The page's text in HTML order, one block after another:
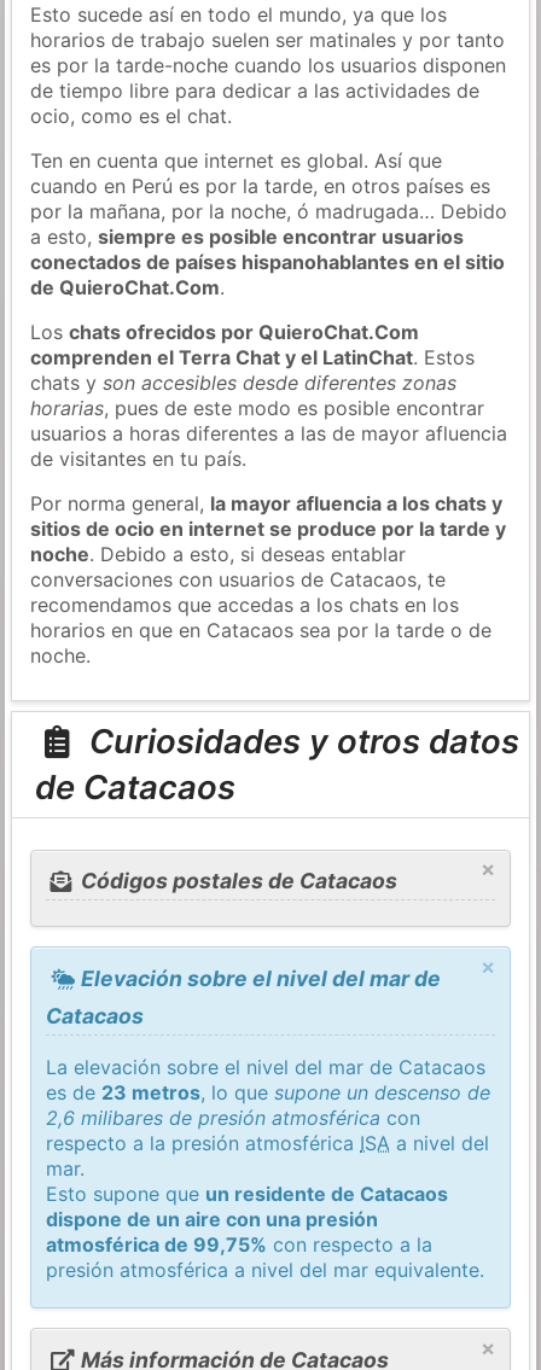
Esto sucede así en todo el mundo, ya que los
horarios de trabajo suelen ser matinales y por tanto
es por la tarde-noche cuando los usuarios disponen
de tiempo libre para dedicar a las actividades de
ocio, como es el chat.
Ten en cuenta que internet es global. Así que
cuando en Perú es por la tarde, en otros países es
por la mañana, por la noche, ó madrugada… Debido
a esto,siempre es posible encontrar usuarios
conectados de países hispanohablantes en el sitio
de QuieroChat.Com.
Loschats ofrecidos por QuieroChat.Com
comprenden el Terra Chat y el LatinChat. Estos
chats yson accesibles desde diferentes zonas
horarias, pues de este modo es posible encontrar
usuarios a horas diferentes a las de mayor afluencia
de visitantes en tu país.
Por norma general, la mayor afluencia a los chats y
sitios de ocio en internet se produce por la tarde y
noche. Debido a esto, si deseas entablar
conversaciones con usuarios de Catacaos, te
recomendamos que accedas a los chats en los
horarios en que en Catacaos sea por la tarde o de
noche.
Curiosidades y otros datos
de Catacaos
×
Códigos postales de Catacaos
×
Elevación sobre el nivel del mar de
Catacaos
La elevación sobre el nivel del mar de Catacaos
es de 23 metros, lo quesupone un descenso de
2,6 milibares de presión atmosférica con
respecto a la presión atmosférica ISA a nivel del
mar.
Esto supone que un residente de Catacaos
dispone de un aire con una presión
atmosférica de 99,75% con respecto a la
presión atmosférica a nivel del mar equivalente.
×
Más información de Catacaos